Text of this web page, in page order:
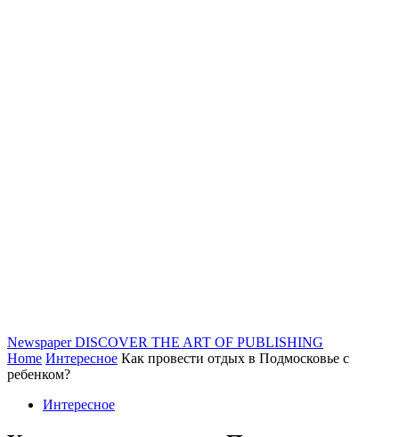
Newspaper DISCOVER THE ART OF PUBLISHING
Home Интересное Как провести отдых в Подмосковье с
ребенком?
Интересное